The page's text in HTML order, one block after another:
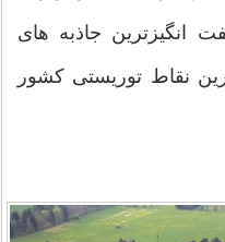
انگیزترین جاذبه های
نقاط توریستی کشور